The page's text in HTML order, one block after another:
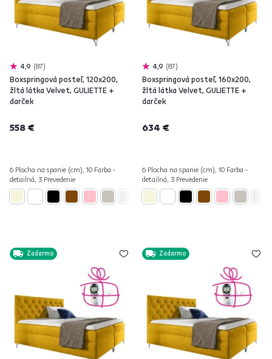
4,9 87
Boxspringová posteľ, 120x200,
žltá látka Velvet, GULIETTE +
darček
558 €
6 Plocha na spanie (cm), 10 Farba -
detailná, 3 Prevedenie
4,9 87
Boxspringová posteľ, 160x200,
žltá látka Velvet, GULIETTE +
darček
634 €
6 Plocha na spanie (cm), 10 Farba -
detailná, 3 Prevedenie
Zadarmo Zadarmo